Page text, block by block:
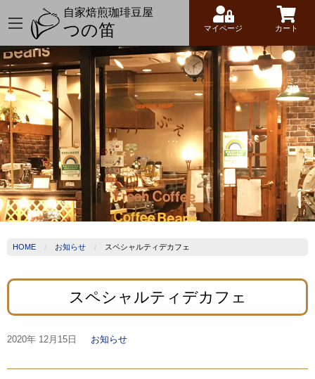
自家焙煎珈琲豆屋
つの笛 マイページ カート
HOME お知らせ スペシャルティデカフェ
スペシャルティデカフェ
2020年 12月15日 お知らせ